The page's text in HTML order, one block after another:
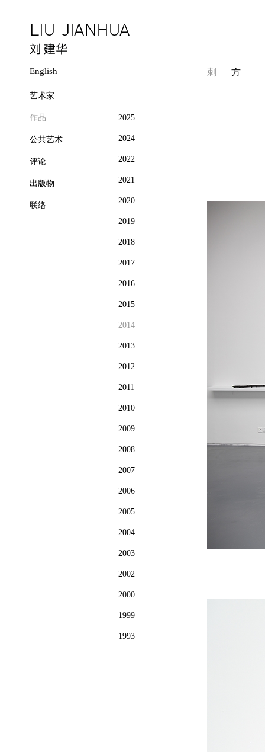
English
艺术家
作品 2025
2024
2022
2021
2020
2019
2018
2017
2016
2015
2014
2013
2012
2011
2010
2009
2008
2007
2006
2005
2004
2003
2002
2000
1999
1993
公共艺术
评论
出版物
联络
刺 方